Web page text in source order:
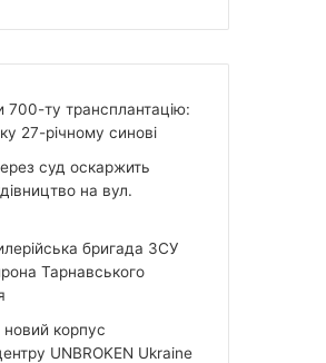
700-ту трансплантацію:
27-річному синові
суд оскаржить
на вул.
бригада ЗСУ
Тарнавського
новий корпус
UNBROKEN Ukraine